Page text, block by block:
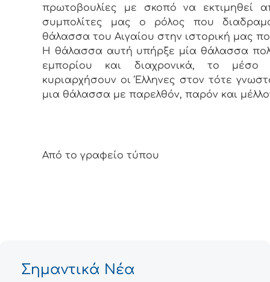
πρωτοβουλίες με σκοπό να εκτιμηθεί
συμπολίτες μας ο ρόλος που
θάλασσα του Αιγαίου στην ιστορική μας
Η θάλασσα αυτή υπήρξε μία θάλασσα
εμπορίου και διαχρονικά, το
κυριαρχήσουν οι Έλληνες στον τότε
μια θάλασσα με παρελθόν, παρόν και
Από το γραφείο τύπου
Σημαντικά Νέα